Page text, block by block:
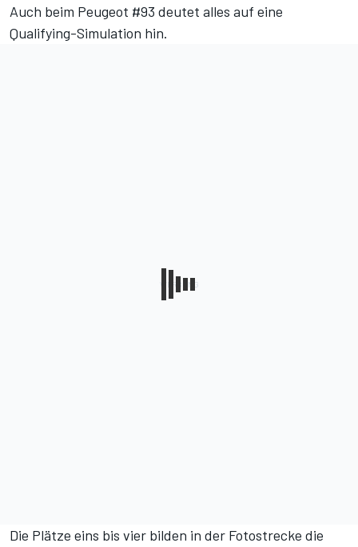
Auch beim Peugeot #93 deutet alles auf eine
Qualifying-Simulation hin.
Die Plätze eins bis vier bilden in der Fotostrecke die